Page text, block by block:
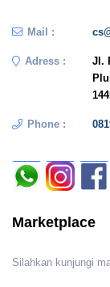
Mail :
Adress :
Jl.
Phone :
Marketplace
Silahkan kunjungi